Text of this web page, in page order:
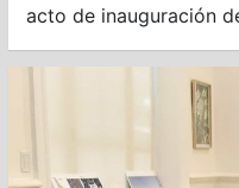
acto de inauguración